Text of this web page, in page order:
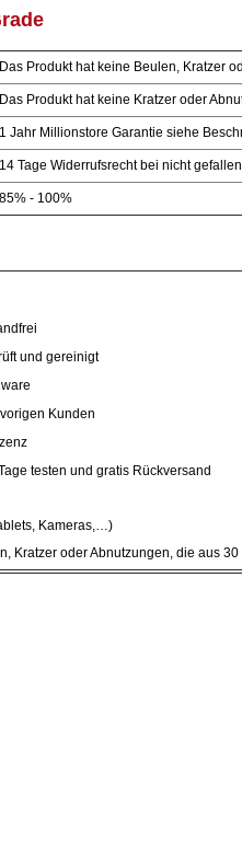
Das Produkt hat keine Beulen, Kratzer
Das Produkt hat keine Kratzer oder
1 Jahr Millionstore Garantie siehe
14 Tage Widerrufsrecht bei nicht gefallen
85% - 100%
und gereinigt
Kunden
testen und gratis Rückversand
Kameras,…)
Kratzer oder Abnutzungen, die aus